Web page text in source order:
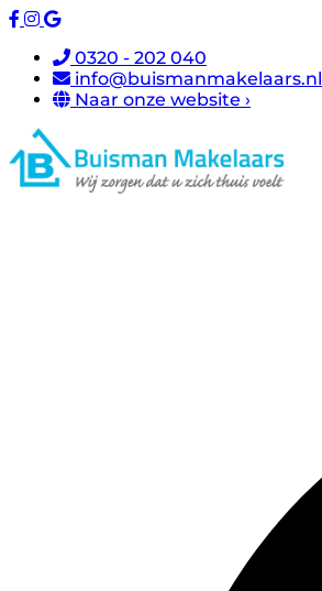
0320 - 202 040
info@buismanmakelaars.nl
Naar onze website ›